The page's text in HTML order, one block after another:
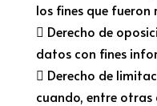
los fines que fueron
 Derecho de
datos con fines
 Derecho de
cuando, entre otras